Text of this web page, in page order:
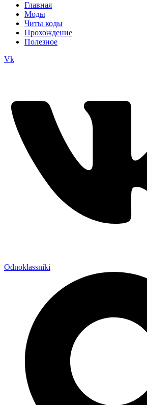
Главная
Моды
Читы коды
Прохождение
Полезное
Vk
Odnoklassniki